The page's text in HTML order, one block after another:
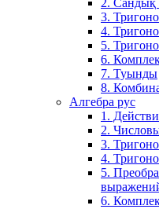
3.
4.
5.
6.
7. Туынды
8.
Алгебра рус
1.
2.
3.
4.
5.
6.